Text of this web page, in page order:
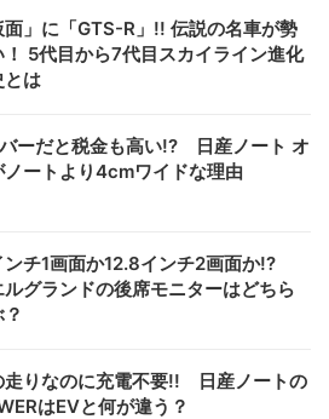
面」に「GTS-R」!! 伝説の名車が勢
！ 5代目から7代目スカイライン進化
とは
ーだと税金も高い!? 日産ノート オ
ノートより4cmワイドな理由
ンチ1画面か12.8インチ2画面か!?
グランドの後席モニターはどちら
走りなのに充電不要!! 日産ノートの
はEVと何が違う？